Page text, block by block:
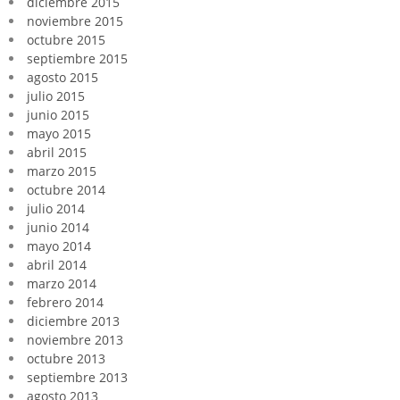
noviembre 2015
octubre 2015
septiembre 2015
agosto 2015
julio 2015
junio 2015
mayo 2015
abril 2015
marzo 2015
octubre 2014
julio 2014
junio 2014
mayo 2014
abril 2014
marzo 2014
febrero 2014
diciembre 2013
noviembre 2013
octubre 2013
septiembre 2013
agosto 2013